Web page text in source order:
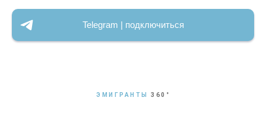
Telegram | подключиться
ЭМИГРАНТЫ 360 °